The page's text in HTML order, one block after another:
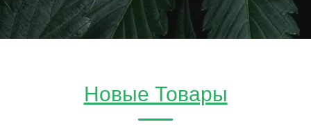
Новые Товары